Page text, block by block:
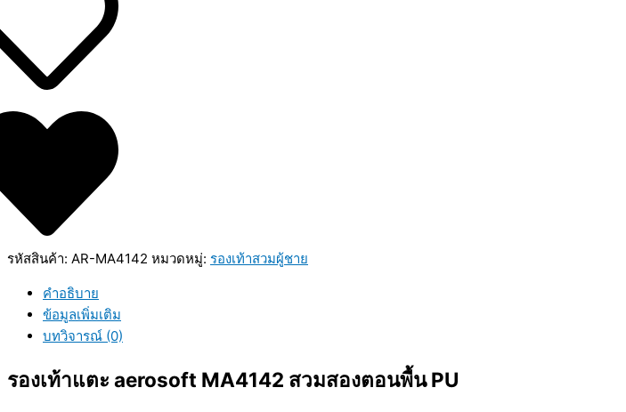
รหัสสินค้า: AR-MA4142 หมวดหมู่: รองเท้าสวมผู้ชาย
คำอธิบาย
ข้อมูลเพิ่มเติม
บทวิจารณ์ (0)
รองเท้าแตะ aerosoft MA4142 สวมสองตอนพื้น PU